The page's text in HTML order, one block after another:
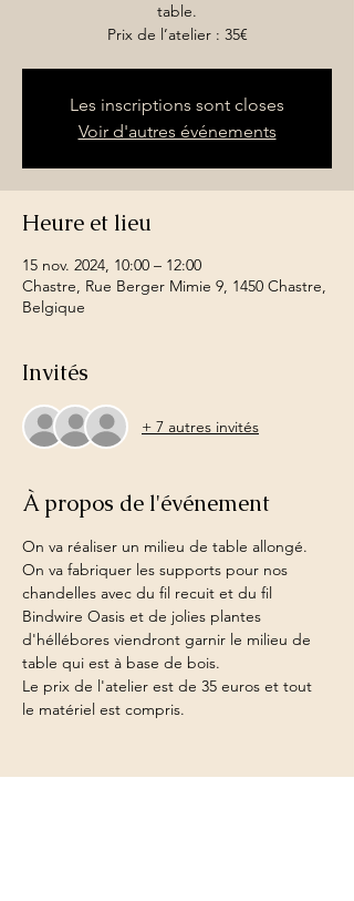
table.
Prix de l’atelier : 35€
Les inscriptions sont closes
Voir d'autres événements
Heure et lieu
15 nov. 2024, 10:00 – 12:00
Chastre, Rue Berger Mimie 9, 1450 Chastre,
Belgique
Invités
+ 7 autres invités
À propos de l'événement
On va réaliser un milieu de table allongé.
On va fabriquer les supports pour nos
chandelles avec du fil recuit et du fil
Bindwire Oasis et de jolies plantes
d'héllébores viendront garnir le milieu de
table qui est à base de bois.
Le prix de l'atelier est de 35 euros et tout
le matériel est compris.